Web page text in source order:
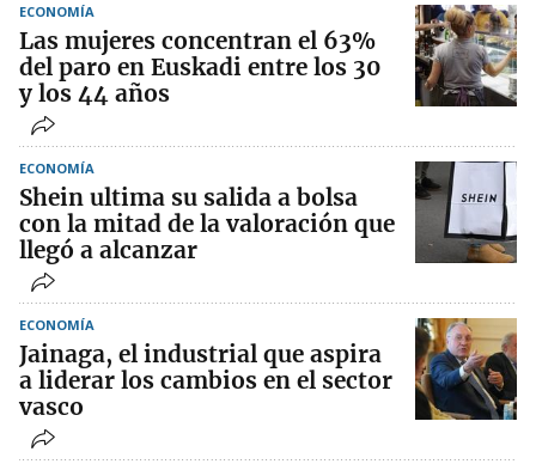
ECONOMÍA
Las mujeres concentran el 63%
del paro en Euskadi entre los 30
y los 44 años
ECONOMÍA
Shein ultima su salida a bolsa
con la mitad de la valoración que
llegó a alcanzar
ECONOMÍA
Jainaga, el industrial que aspira
a liderar los cambios en el sector
vasco